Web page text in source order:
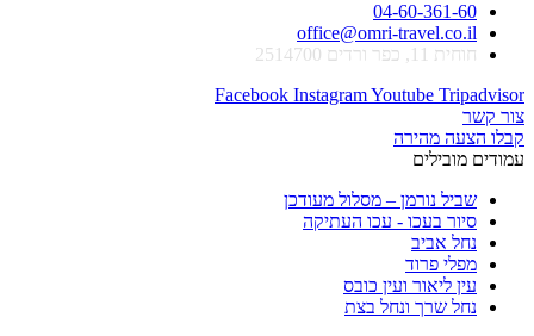
04-60-361-60
office@omri-travel.co.il
חוחית 11, כפר ורדים 2514700
Facebook InstagramYoutube Tripadvisor
צור קשר
קבלו הצעה מהירה
עמודים מובילים
שביל נורמן – מסלול מעודכן
סיור בעכו - עכו העתיקה
נחל אביב
מפלי פרוד
עין ליאור ועין כובס
נחל שרך ונחל בצת